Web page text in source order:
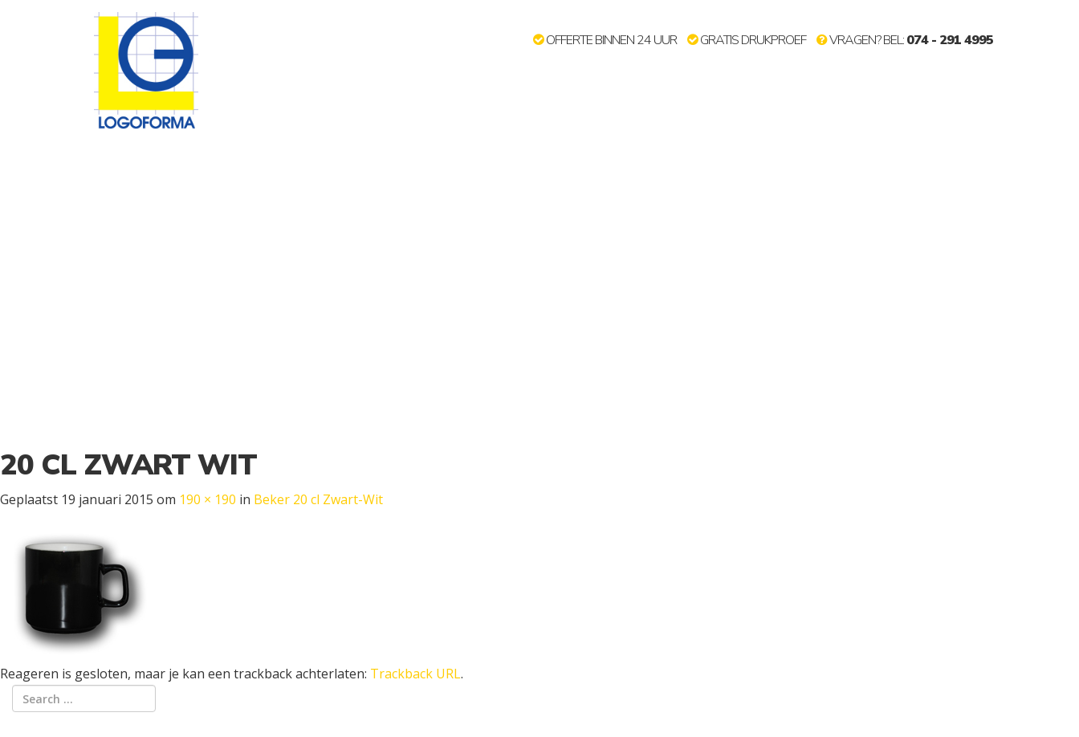
OFFERTE BINNEN 24 UUR GRATIS DRUKPROEF VRAGEN? BEL:074 - 291 4995
20 CL ZWART WIT
Geplaatst 19 januari 2015 om 190 × 190 in Beker 20 cl Zwart-Wit
Reageren is gesloten, maar je kan een trackback achterlaten: Trackback URL.